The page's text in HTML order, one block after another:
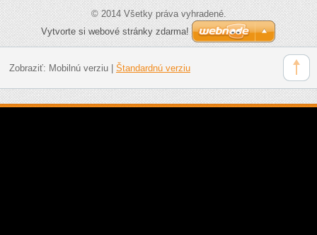
© 2014 Všetky práva vyhradené.
Vytvorte si webové stránky zdarma!
Zobraziť: Mobilnú verziu| Štandardnú verziu